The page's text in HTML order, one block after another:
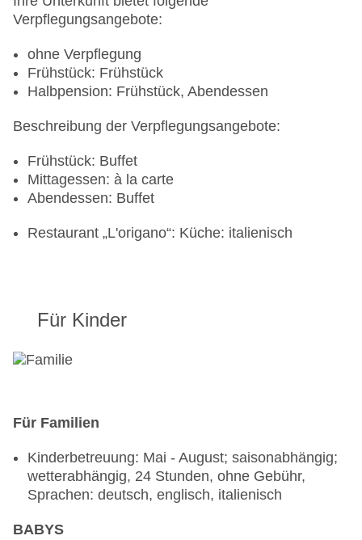
Verpflegungsangebote:
ohne Verpflegung
Frühstück: Frühstück
Halbpension: Frühstück, Abendessen
Beschreibung der Verpflegungsangebote:
Frühstück: Buffet
Mittagessen: à la carte
Abendessen: Buffet
Restaurant „L'origano“: Küche: italienisch
Für Kinder
Für Familien
Kinderbetreuung: Mai - August; saisonabhängig;
wetterabhängig, 24 Stunden, ohne Gebühr,
Sprachen: deutsch, englisch, italienisch
BABYS